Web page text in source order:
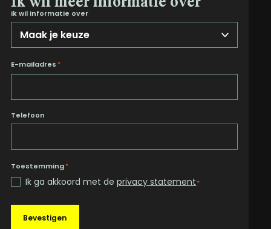
Ik wil informatie over
E-mailadres *
Telefoon
Toestemming*
Ik ga akkoord met deprivacy statement*
Bevestigen